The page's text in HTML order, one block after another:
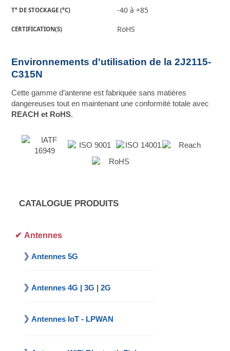
T° DE STOCKAGE (°C) -40 à +85
CERTIFICATION(S) RoHS
Environnements d'utilisation de la 2J2115-
C315N
Cette gamme d’antenne est fabriquée sans matières
dangereuses tout en maintenant une conformité totale avec
REACH et RoHS.
CATALOGUE PRODUITS
Antennes
Antennes 5G
Antennes 4G | 3G | 2G
Antennes IoT - LPWAN